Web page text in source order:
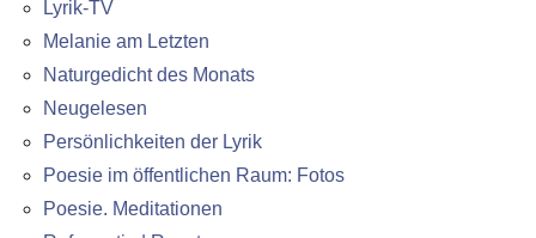
Lyrik-TV
Melanie am Letzten
Naturgedicht des Monats
Neugelesen
Persönlichkeiten der Lyrik
Poesie im öffentlichen Raum: Fotos
Poesie. Meditationen